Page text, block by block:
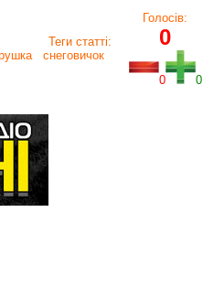
Теги статті:
снеговичок
Голосів:
0
0 0